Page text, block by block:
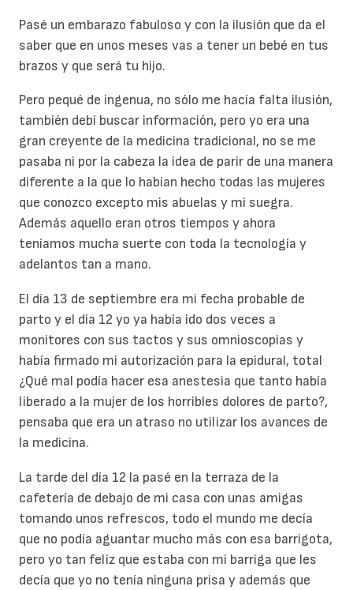
Pasé un embarazo fabuloso y con la ilusión que da el
saber que en unos meses vas a tener un bebé en tus
brazos y que será tu hijo.
Pero pequé de ingenua, no sólo me hacía falta ilusión,
también debí buscar información, pero yo era una
gran creyente de la medicina tradicional, no se me
pasaba ni por la cabeza la idea de parir de una manera
diferente a la que lo habían hecho todas las mujeres
que conozco excepto mis abuelas y mi suegra.
Además aquello eran otros tiempos y ahora
teníamos mucha suerte con toda la tecnología y
adelantos tan a mano.
El día 13 de septiembre era mi fecha probable de
parto y el día 12 yo ya había ido dos veces a
monitores con sus tactos y sus omnioscopias y
había firmado mi autorización para la epidural, total
¿Qué mal podía hacer esa anestesia que tanto había
liberado a la mujer de los horribles dolores de parto?,
pensaba que era un atraso no utilizar los avances de
la medicina.
La tarde del día 12 la pasé en la terraza de la
cafetería de debajo de mi casa con unas amigas
tomando unos refrescos, todo el mundo me decía
que no podía aguantar mucho más con esa barrigota,
pero yo tan feliz que estaba con mi barriga que les
decía que yo no tenía ninguna prisa y además que